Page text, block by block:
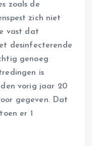
zoals de
zich niet
vast dat
desinfecterende
genoeg
is
vorig jaar 20
gegeven. Dat
er 1